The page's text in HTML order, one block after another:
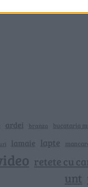
ardei branza bucataria
lamaie lapte
retete cu
unt